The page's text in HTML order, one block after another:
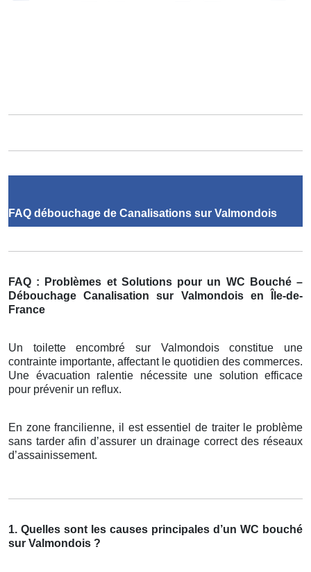
FAQ débouchage de Canalisations sur Valmondois
FAQ : Problèmes et Solutions pour un WC Bouché –
Débouchage Canalisation sur Valmondois en Île-de-
France
Un toilette encombré sur Valmondois constitue une
contrainte importante, affectant le quotidien des commerces.
Une évacuation ralentie nécessite une solution efficace
pour prévenir un reflux.
En zone francilienne, il est essentiel de traiter le problème
sans tarder afin d’assurer un drainage correct des réseaux
d’assainissement.
1. Quelles sont les causes principales d’un WC bouché
sur Valmondois ?